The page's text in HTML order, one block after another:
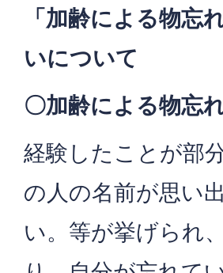
「加齢による物忘
いについて
〇加齢による物忘
経験したことが部
の人の名前が思い
い。等が挙げられ